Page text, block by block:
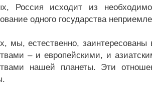
Россия исходит из
одного государства
мы, естественно,
– и европейскими, и
нашей планеты. Эти